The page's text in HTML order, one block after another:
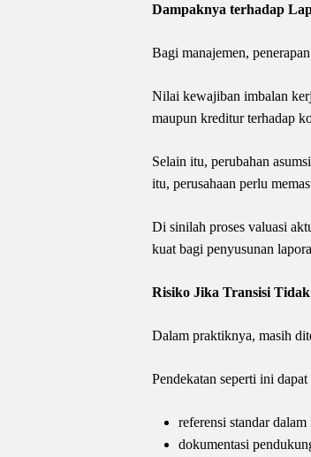
Dampaknya terhadap
Bagi manajemen,
Nilai kewajiban imbalan
maupun kreditur terhadap
Selain itu, perubahan
itu, perusahaan perlu
Di sinilah proses valuasi
kuat bagi penyusunan
Risiko Jika Transisi
Dalam praktiknya, masih
Pendekatan seperti ini
referensi standar
dokumentasi